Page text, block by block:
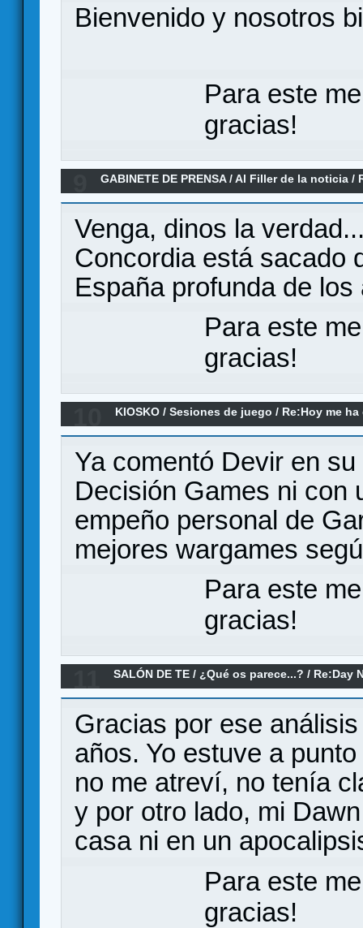
Bienvenido y nosotros
Para este
gracias!
GABINETE DE PRENSA/Al Filler de la noticia /
Venga, dinos la
Concordia está sacado
España profunda de
Para este
gracias!
KIOSKO /Sesiones de juego / Re:Hoy me
a... (el remake)
Ya comentó Devir en
Decisión Games ni con
empeño personal de
mejores wargames
Para este
gracias!
SALÓN DE TE /¿Qué os parece...? / Re:Day
Gracias por ese
años. Yo estuve a
no me atreví, no tenía
y por otro lado, mi
casa ni en un
Para este
gracias!